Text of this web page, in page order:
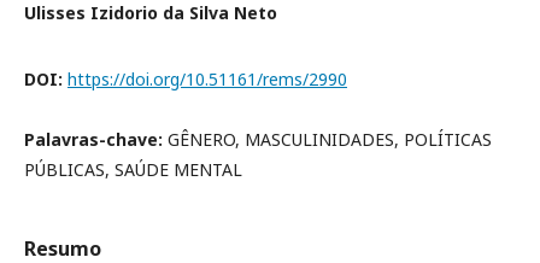
Ulisses Izidorio da Silva Neto
DOI: https://doi.org/10.51161/rems/2990
Palavras-chave: GÊNERO, MASCULINIDADES, POLÍTICAS
PÚBLICAS, SAÚDE MENTAL
Resumo